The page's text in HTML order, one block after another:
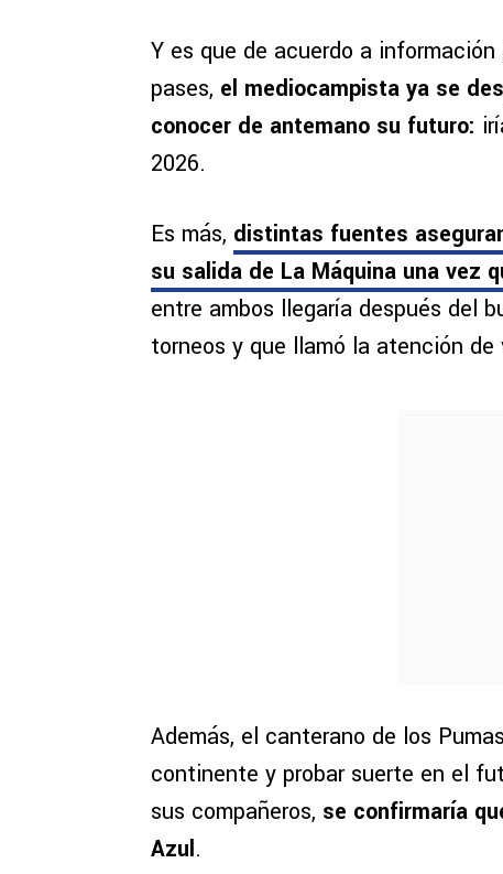
Y es que de acuerdo a
pases, el mediocampista ya se
conocer de antemano su futuro:
2026.
Es más, distintas fuentes
su salida de La Máquina una vez
entre ambos llegaría después del
torneos y que llamó la atención de
Además, el canterano de los
continente y probar suerte en el
sus compañeros, se confirmaría
Azul.